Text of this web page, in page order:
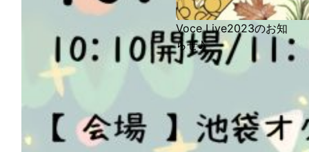
Voce Live2023のお知
らせ♪